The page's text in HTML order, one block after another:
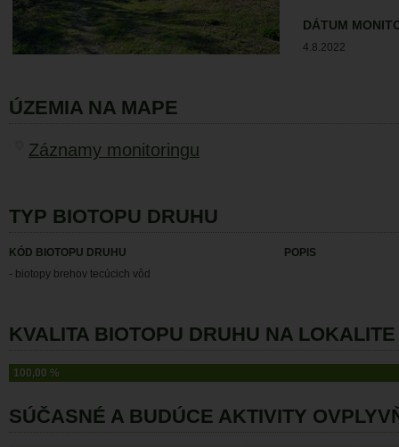
DÁTUM
4.8.2022
ÚZEMIA NA MAPE
Záznamy monitoringu
TYP BIOTOPU DRUHU
KÓD BIOTOPU DRUHU
- biotopy brehov tecúcich vôd
POPIS
KVALITA BIOTOPU DRUHU NA
100,00 %
SÚČASNÉ A BUDÚCE AKTIVITY